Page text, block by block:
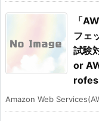
「
フェ
試験
or
Amazon Web